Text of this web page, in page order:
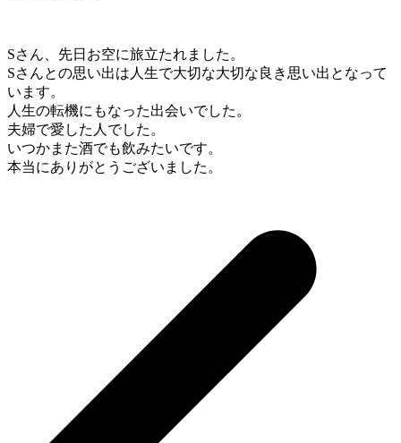
Sさん、先日お空に旅立たれました。
Sさんとの思い出は人生で大切な大切な良き思い出となって
います。
人生の転機にもなった出会いでした。
夫婦で愛した人でした。
いつかまた酒でも飲みたいです。
本当にありがとうございました。